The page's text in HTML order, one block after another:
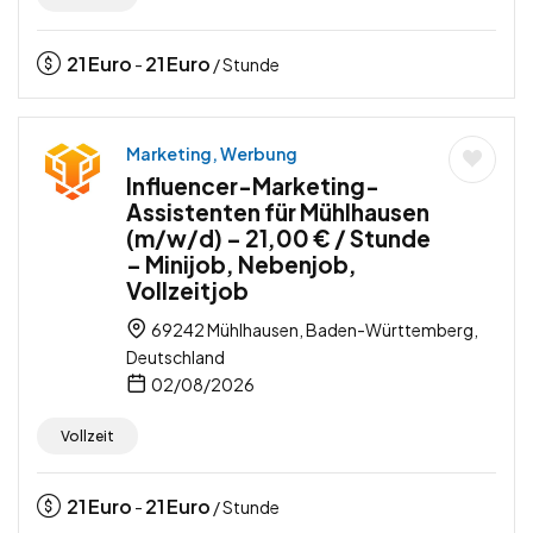
21Euro - 21Euro / Stunde
Marketing, Werbung
Influencer-Marketing-
Assistenten für Mühlhausen
(m/w/d) – 21,00 € / Stunde
– Minijob, Nebenjob,
Vollzeitjob
69242 Mühlhausen, Baden-Württemberg,
Deutschland
02/08/2026
Vollzeit
21Euro - 21Euro / Stunde